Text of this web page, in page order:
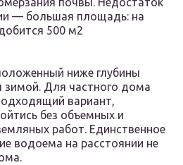
— большая площадь: на
500 м2
ниже глубины
зимой. Для частного дома
вариант,
без объемных и
работ. Единственное
водоема на расстоянии не